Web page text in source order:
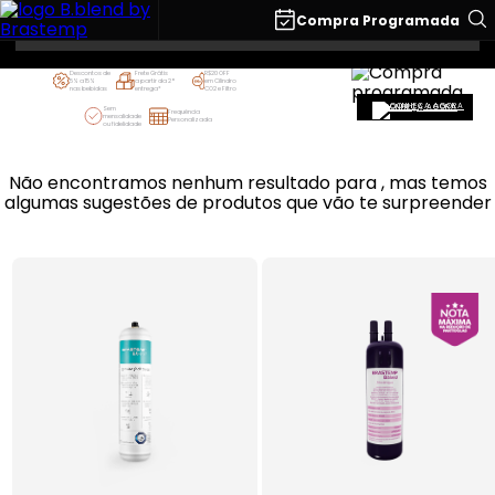
Compra Programada
O que você está buscando?
Descontos de
5% a 15%
nas bebidas
Frete Grátis
a partir da 2ª
entrega*
R$20 OFF
em Cilindro
CO2 e Filtro
Sem
mensalidade
ou fidelidade
Frequência
Personalizada
CONHEÇA AGORA
Não encontramos nenhum resultado para, mas temos
algumas sugestões de produtos que vão te surpreender